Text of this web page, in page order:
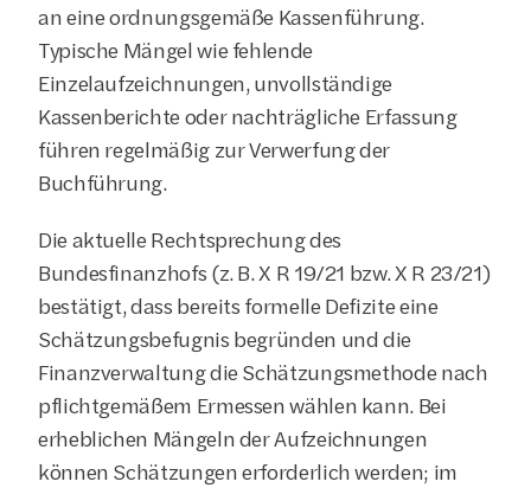
an eine ordnungsgemäße Kassenführung.
Typische Mängel wie fehlende
Einzelaufzeichnungen, unvollständige
Kassenberichte oder nachträgliche Erfassung
führen regelmäßig zur Verwerfung der
Buchführung.
Die aktuelle Rechtsprechung des
Bundesfinanzhofs (z. B. X R 19/21 bzw. X R 23/21)
bestätigt, dass bereits formelle Defizite eine
Schätzungsbefugnis begründen und die
Finanzverwaltung die Schätzungsmethode nach
pflichtgemäßem Ermessen wählen kann. Bei
erheblichen Mängeln der Aufzeichnungen
können Schätzungen erforderlich werden; im